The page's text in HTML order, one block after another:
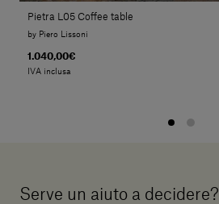
Pietra L05 Coffee table
by Piero Lissoni
1.040,00€
IVA inclusa
Serve un aiuto a decidere?